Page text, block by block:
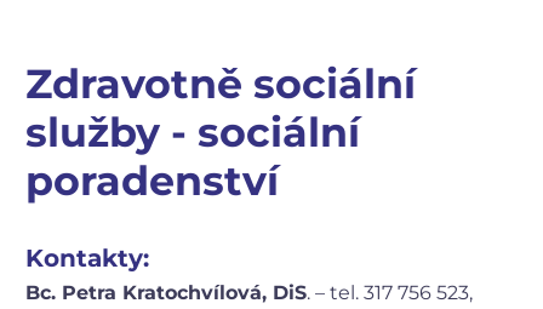
Zdravotně sociální
služby - sociální
poradenství
Kontakty:
Bc. Petra Kratochvílová, DiS. – tel. 317 756 523,